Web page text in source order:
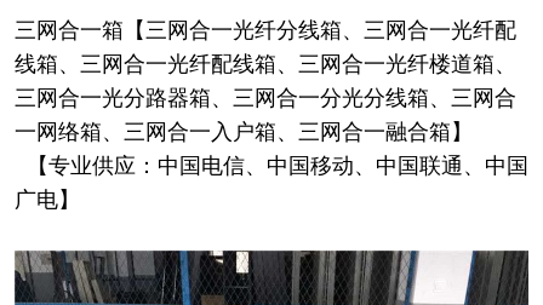
三网合一箱【三网合一光纤分线箱、三网合一光纤配
线箱、三网合一光纤配线箱、三网合一光纤楼道箱、
三网合一光分路器箱、三网合一分光分线箱、三网合
一网络箱、三网合一入户箱、三网合一融合箱】
【专业供应：中国电信、中国移动、中国联通、中国
广电】